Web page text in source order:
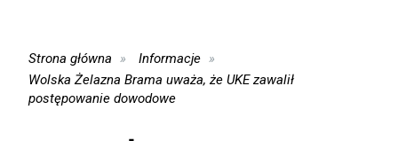
Strona główna
Informacje
Wolska Żelazna Brama uważa, że UKE zawalił
postępowanie dowodowe